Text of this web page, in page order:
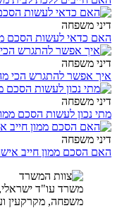
דיני משפחה
האם כדאי לעשות הסכם
דיני משפחה
איך אפשר להתגרש הכי
דיני משפחה
מתי נכון לעשות הסכם
דיני משפחה
האם הסכם ממון חייב
משרד עו"ד ישראלי,
משפחה, מקרקעין